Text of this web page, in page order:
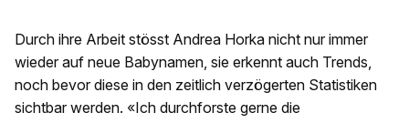
Durch ihre Arbeit stösst Andrea Horka nicht nur immer
wieder auf neue Babynamen, sie erkennt auch Trends,
noch bevor diese in den zeitlich verzögerten Statistiken
sichtbar werden. «Ich durchforste gerne die